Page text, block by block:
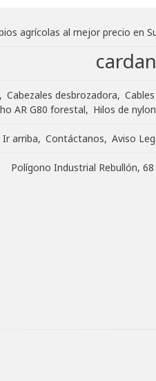
agrícolas al mejor precio en
cardan
Cabezales desbrozadora
AR G80 forestal
Hilos de
Ir arriba Contáctanos Aviso
Polígono Industrial Rebullón,